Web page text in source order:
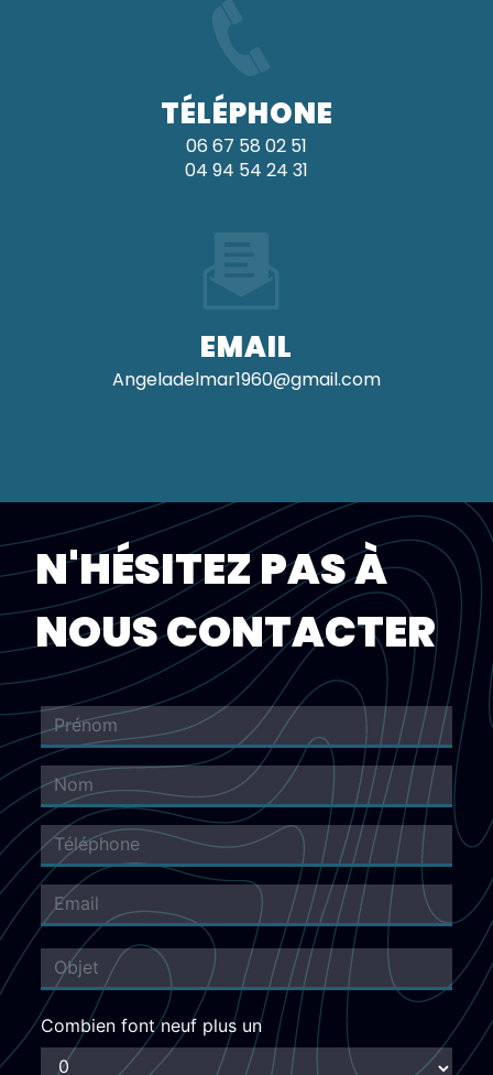
TÉLÉPHONE
06 67 58 02 51
04 94 54 24 31
EMAIL
angeladelmar1960@gmail.com
N'HÉSITEZ PAS À
NOUS CONTACTER
Combien font neuf plus un